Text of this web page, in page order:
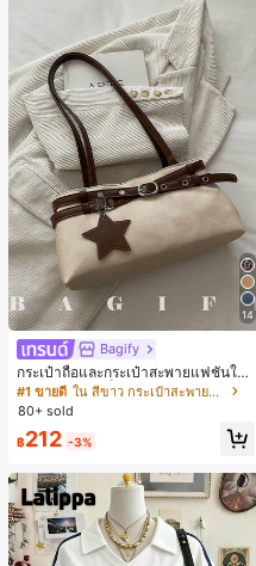
14
Bagify
กระเป๋าถือและกระเป๋าสะพายแฟชั่นให
ม่ ตกแต่งด้วยเข็มขัด เหมาะสำหรับงาน
ปาร์ตี้ การรวมตัว การออกไปข้างนอก ก
ประจำวัน สามารถเก็บเหรียญ โทรศัพท์
านออฟฟิศ นักศึกษามหาวิทยาลัย และ
พนักงานออฟฟิศ กระเป๋าผู้หญิงที่หรูหรา
#1 ขายดี
ใน สีขาว กระเป๋าสะพายผู้หญิง
80+ sold
฿212 -3%